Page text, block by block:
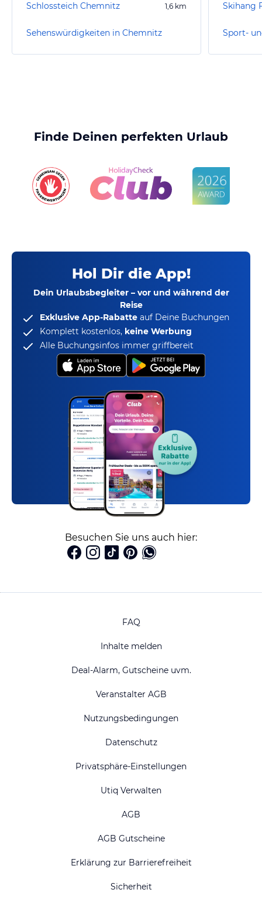
Schlossteich Chemnitz 1,6 km
Sehenswürdigkeiten in Chemnitz
Skihang
Finde Deinen perfekten Urlaub
Hol Dir die App!
Dein Urlaubsbegleiter – vor und während der
Reise
Exklusive App-Rabatte auf Deine Buchungen
Komplett kostenlos, keine Werbung
Alle Buchungsinfos immer griffbereit
Besuchen Sie uns auch hier:
FAQ
Inhalte melden
Deal-Alarm, Gutscheine uvm.
Veranstalter AGB
Nutzungsbedingungen
Datenschutz
Privatsphäre-Einstellungen
Utiq Verwalten
AGB
AGB Gutscheine
Erklärung zur Barrierefreiheit
Sicherheit